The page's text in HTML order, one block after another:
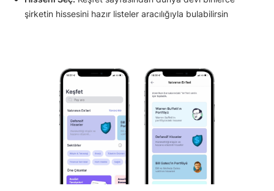
şirketin hissesini hazır listeler aracılığıyla bulabilirsin